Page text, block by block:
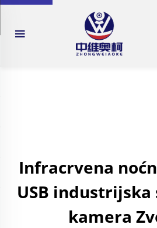
Infracrvena
USB industrijska
kamera